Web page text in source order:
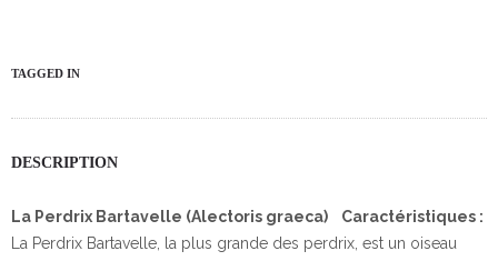
TAGGED IN
DESCRIPTION
La Perdrix Bartavelle (Alectoris graeca)
Caractéristiques :
La Perdrix Bartavelle, la plus grande des perdrix, est un oiseau